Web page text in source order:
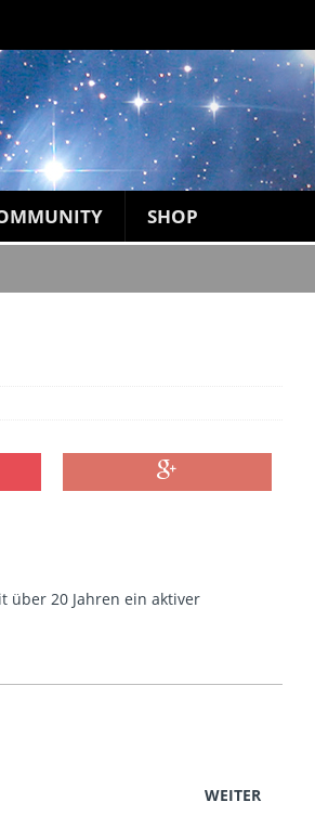
SHOP
über 20 Jahren ein aktiver
WEITER